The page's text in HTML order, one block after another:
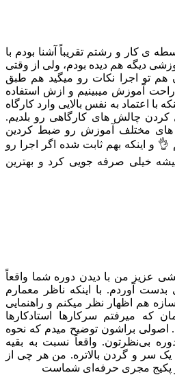
ی کار و رشتم تقریباً آشنا بودم با
دیگه هم دیده بودم، ولی از وقتی
هم تو اجرا نکات رو میگید هم طبق
آموزش میبینیم و ازش استفاده
با اعتماد به نفس بالایی وارد کارگاه
کردن چالش های کارگاهی رو بلدیم.
های مختلف آموزش رو ضبط کردین
و اینکه بهم ثابت شده اگر اجرا رو
خیلی صرفه جویی کرد و بهترین
عزیز من با دیدن دوره شما واقعاً
بدست آوردم. با اینکه ناظر معمارم
هم اظهار نظر میکنم و راهنمایی
که میرفتم سرکارها استادکارها
اصولی براشون توضیح میدم که نحوه
بی‌نظرتون. واقعاً نسبت به بقیه
سر و گردن بالاتره. من هر چی از
و پکیج مجری حرفه‌ای شماست